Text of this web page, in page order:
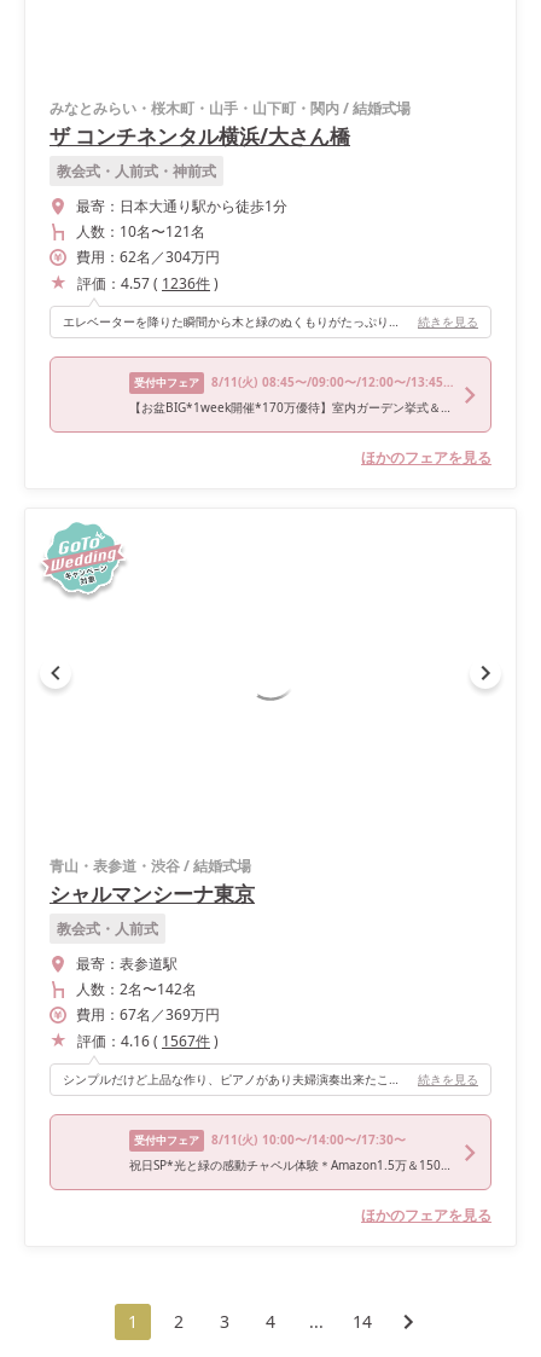
みなとみらい・桜木町・山手・山下町・関内/結婚式場
ザ コンチネンタル横浜/大さん橋
教会式・人前式・神前式
最寄： 日本大通り駅から徒歩1分
人数： 10名〜121名
費用： 62名 ／304万円
評価： 4.57( 1236件)
エレベーターを降りた瞬間から木と緑のぬくもりがたっぷりで、披露宴会場もグリーンとブラウンで温かみがあり、老若男女問わず落ち着く空間かと思います。 よりアットホームな雰囲気を作り上げることができました𓂃◌𓈒𓇬 もともとある装飾もとっても可愛く、ナチュラルがテーマの私たちにもぴったりでした🌱 オープンキッチンがあるのもめずらしくお気に入りです🍳 続きを見る
受付中フェア 8/11(火) 08:45〜/09:00〜/12:00〜/13:45〜/17:30〜
【お盆BIG*1week開催*170万優待】室内ガーデン挙式＆豪華2万試食室内ガーデン挙式*溢れる緑＆花嫁フル体験フェア！ 2万相当和牛フォアグラの豪華試食など詳細チェック*贅沢プランでコスパ◎
ほかのフェアを見る
青山・表参道・渋谷/結婚式場
シャルマンシーナ東京
教会式・人前式
最寄： 表参道駅
人数： 2名〜142名
費用： 67名 ／369万円
評価： 4.16( 1567件)
シンプルだけど上品な作り、ピアノがあり夫婦演奏出来たこと。 続きを見る
受付中フェア 8/11(火) 10:00〜/14:00〜/17:30〜
祝日SP*光と緑の感動チャペル体験＊Amazon1.5万＆150万優待＊豪華試食
ほかのフェアを見る
1 2 3 4 ... 14